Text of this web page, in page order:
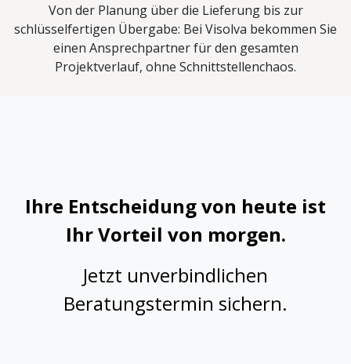
Von der Planung über die Lieferung bis zur
schlüsselfertigen Übergabe: Bei Visolva bekommen Sie
einen Ansprechpartner für den gesamten
Projektverlauf, ohne Schnittstellenchaos.
Ihre Entscheidung von heute ist
Ihr Vorteil von morgen.
Jetzt unverbindlichen
Beratungstermin sichern.